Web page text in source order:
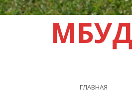
ГЛАВНАЯ